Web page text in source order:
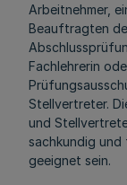
Arbeitnehmer,
Beauftragten
Fachlehrerin
Stellvertreter.
und
sachkundig und
geeignet sein.